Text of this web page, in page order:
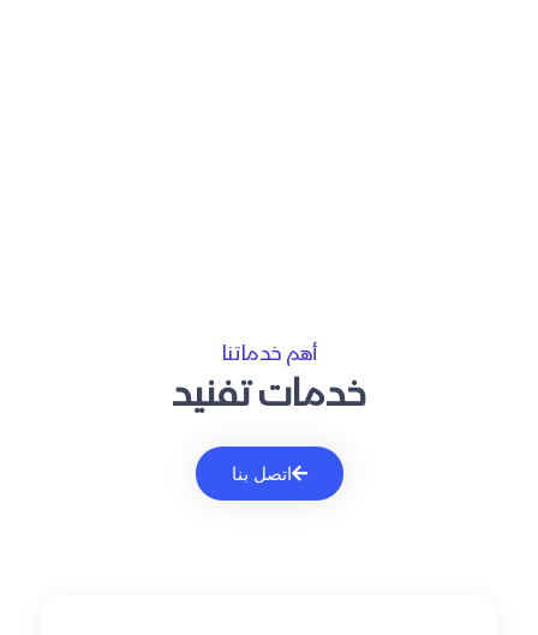
أهم خدماتنا
خدمات تفنيد
اتصل بنا